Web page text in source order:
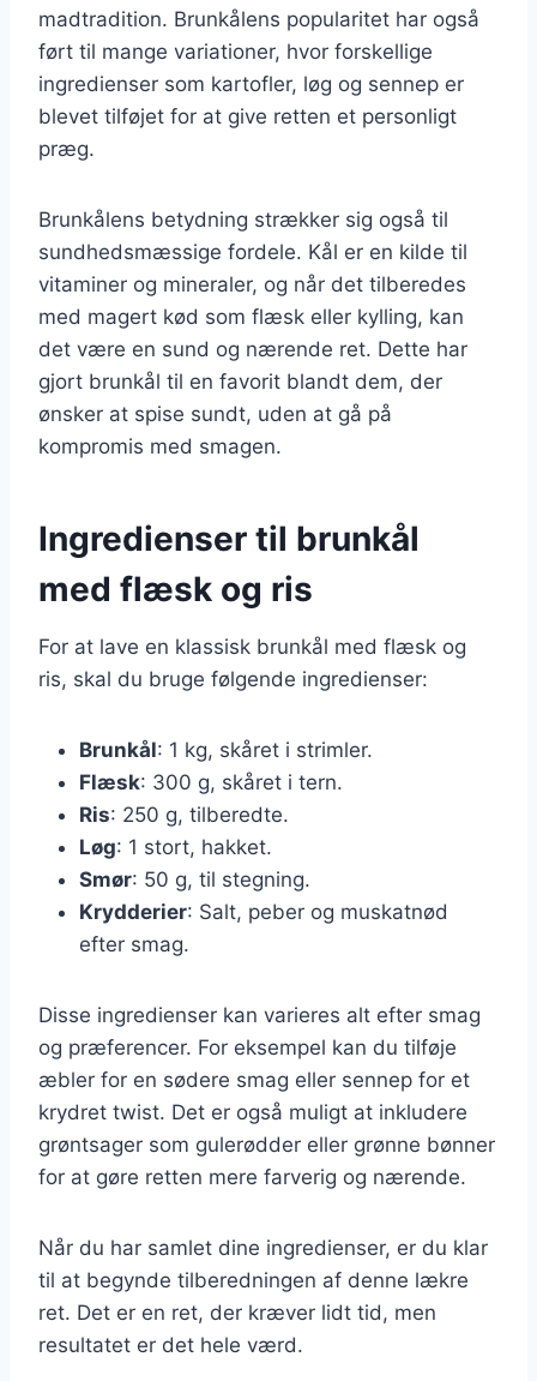
madtradition. Brunkålens popularitet har også
ført til mange variationer, hvor forskellige
ingredienser som kartofler, løg og sennep er
blevet tilføjet for at give retten et personligt
præg.
Brunkålens betydning strækker sig også til
sundhedsmæssige fordele. Kål er en kilde til
vitaminer og mineraler, og når det tilberedes
med magert kød som flæsk eller kylling, kan
det være en sund og nærende ret. Dette har
gjort brunkål til en favorit blandt dem, der
ønsker at spise sundt, uden at gå på
kompromis med smagen.
Ingredienser til brunkål
med flæsk og ris
For at lave en klassisk brunkål med flæsk og
ris, skal du bruge følgende ingredienser:
Brunkål: 1 kg, skåret i strimler.
Flæsk: 300 g, skåret i tern.
Ris: 250 g, tilberedte.
Løg: 1 stort, hakket.
Smør: 50 g, til stegning.
Krydderier: Salt, peber og muskatnød
efter smag.
Disse ingredienser kan varieres alt efter smag
og præferencer. For eksempel kan du tilføje
æbler for en sødere smag eller sennep for et
krydret twist. Det er også muligt at inkludere
grøntsager som gulerødder eller grønne bønner
for at gøre retten mere farverig og nærende.
Når du har samlet dine ingredienser, er du klar
til at begynde tilberedningen af denne lækre
ret. Det er en ret, der kræver lidt tid, men
resultatet er det hele værd.